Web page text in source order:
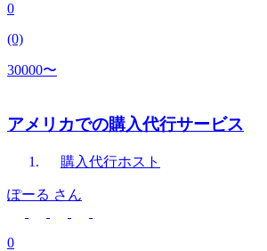
0
(0)
30000〜
アメリカでの購入代行サービス
購入代行ホスト
ぽーる さん
0